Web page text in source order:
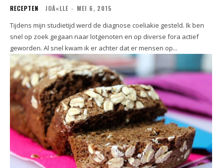
RECEPTEN JOÃ«LLE - MEI 6, 2015
Tijdens mijn studietijd werd de diagnose coeliakie gesteld. Ik ben
snel op zoek gegaan naar lotgenoten en op diverse fora actief
geworden. Al snel kwam ik er achter dat er mensen op...